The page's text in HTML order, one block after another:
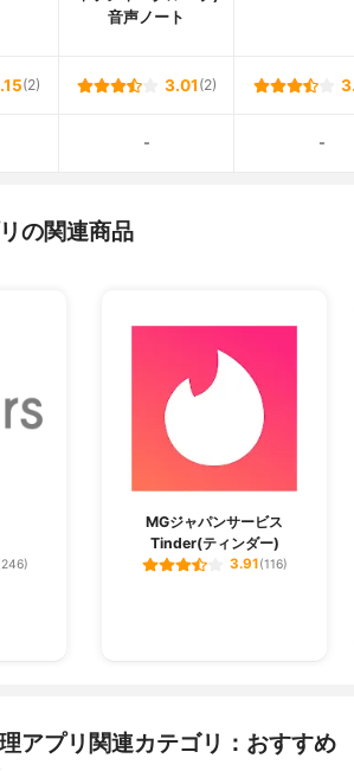
音声ノート
(2) 3.01 (2)
- -
の関連商品
MGジャパンサービス
Tinder(ティンダー)
3.91(116)
アプリ関連カテゴリ：おすすめ